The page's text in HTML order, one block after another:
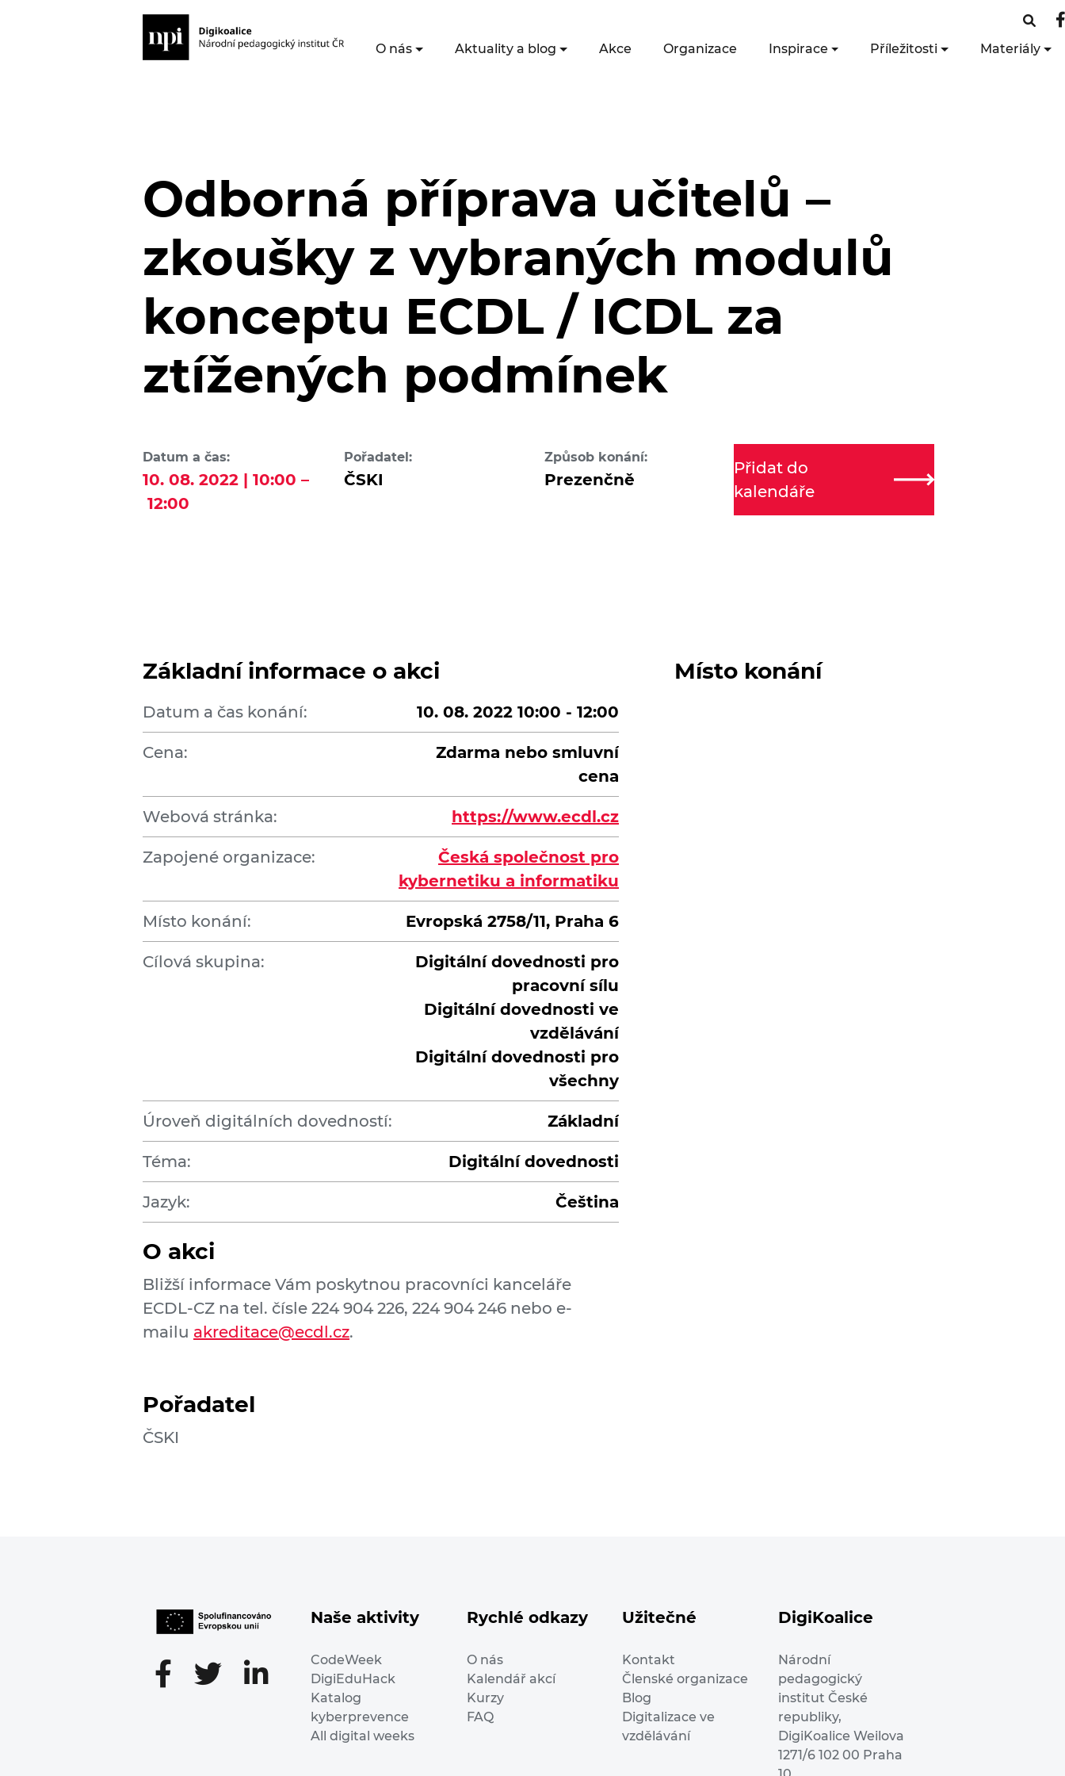
O nás Aktuality a blog Akce Organizace Inspirace Příležitosti Materiály
Odborná příprava učitelů –
zkoušky z vybraných modulů
konceptu ECDL / ICDL za
ztížených podmínek
Datum a čas:
10. 08. 2022 | 10:00 –
12:00
Pořadatel:
ČSKI
Způsob konání:
Prezenčně
Přidat do
kalendáře
Základní informace o akci
Datum a čas konání: 10. 08. 2022 10:00 - 12:00
Cena:
Zdarma nebo smluvní
cena
Webová stránka: https://www.ecdl.cz
Zapojené organizace:
Česká společnost pro
kybernetiku a informatiku
Místo konání: Evropská 2758/11, Praha 6
Cílová skupina:
Digitální dovednosti pro
pracovní sílu
Digitální dovednosti ve
vzdělávání
Digitální dovednosti pro
všechny
Úroveň digitálních dovedností: Základní
Téma: Digitální dovednosti
Jazyk: Čeština
O akci
Bližší informace Vám poskytnou pracovníci kanceláře
ECDL-CZ na tel. čísle 224 904 226, 224 904 246 nebo e-
mailu akreditace@ecdl.cz.
Pořadatel
ČSKI
Místo konání
Naše aktivity
CodeWeek
DigiEduHack
Katalog
kyberprevence
All digital weeks
Rychlé odkazy
O nás
Kalendář akcí
Kurzy
FAQ
Užitečné
Kontakt
Členské organizace
Blog
Digitalizace ve
vzdělávání
DigiKoalice
Národní
pedagogický
institut České
republiky,
DigiKoalice Weilova
1271/6 102 00 Praha